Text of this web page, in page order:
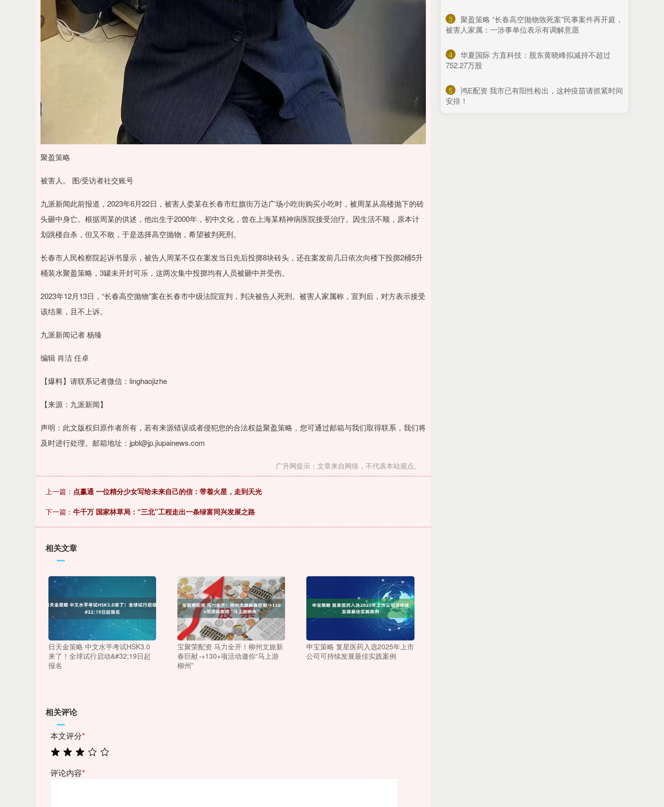
聚盈策略
被害人。 图/受访者社交账号
九派新闻此前报道，2023年6月22日，被害人娄某在长春市红旗街万达广场小吃街购买小吃时，被周某从高楼抛下的砖
头砸中身亡。根据周某的供述，他出生于2000年，初中文化，曾在上海某精神病医院接受治疗。因生活不顺，原本计
划跳楼自杀，但又不敢，于是选择高空抛物，希望被判死刑。
长春市人民检察院起诉书显示，被告人周某不仅在案发当日先后投掷8块砖头，还在案发前几日依次向楼下投掷2桶5升
桶装水聚盈策略，3罐未开封可乐，这两次集中投掷均有人员被砸中并受伤。
2023年12月13日，“长春高空抛物”案在长春市中级法院宣判，判决被告人死刑。被害人家属称，宣判后，对方表示接受
该结果，且不上诉。
九派新闻记者 杨臻
编辑 肖洁 任卓
【爆料】请联系记者微信：linghaojizhe
【来源：九派新闻】
声明：此文版权归原作者所有，若有来源错误或者侵犯您的合法权益聚盈策略，您可通过邮箱与我们取得联系，我们将
及时进行处理。邮箱地址：jpbl@jp.jiupainews.com
广升网提示：文章来自网络，不代表本站观点。
上一篇： 点赢通 一位精分少女写给未来自己的信：带着火星，走到天光
下一篇： 牛千万 国家林草局：“三北”工程走出一条绿富同兴发展之路
相关文章
日天金策略 中文水平考试HSK3.0
来了！全球试行启动&#32;19日起
报名
宝聚荣配资 马力全开！柳州文旅新
春巨献→130+项活动邀你“马上游
柳州”
申宝策略 复星医药入选2025年上市
公司可持续发展最佳实践案例
相关评论
本文评分*
评论内容*
3
​聚盈策略 “长春高空抛物致死案”民事案件再开庭，
被害人家属：一涉事单位表示有调解意愿
4
​华夏国际 方直科技：股东黄晓峰拟减持不超过
752.27万股
5
​鸿E配资 我市已有阳性检出，这种疫苗请抓紧时间
安排！